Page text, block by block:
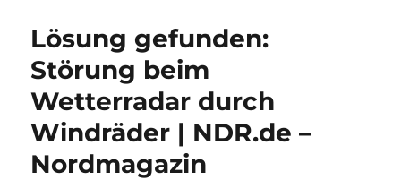
Lösung gefunden:
Störung beim
Wetterradar durch
Windräder | NDR.de –
Nordmagazin